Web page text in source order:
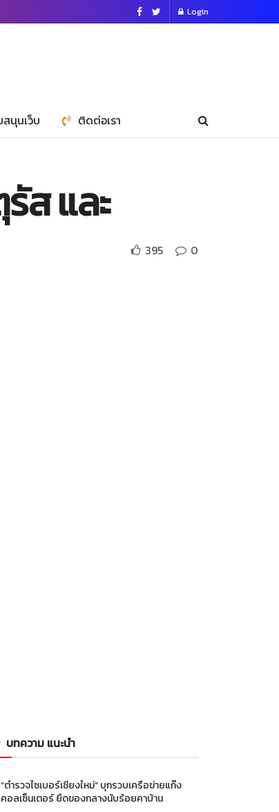
Login
นุนเว็บ ติดต่อเรา
ส และ
395 0
บทความ แนะนำ
“ตำรวจไซเบอร์เชียงใหม่” บุกรวบเครือข่ายแก๊ง
คอลเซ็นเตอร์ ยึดของกลางนับร้อยคาบ้าน